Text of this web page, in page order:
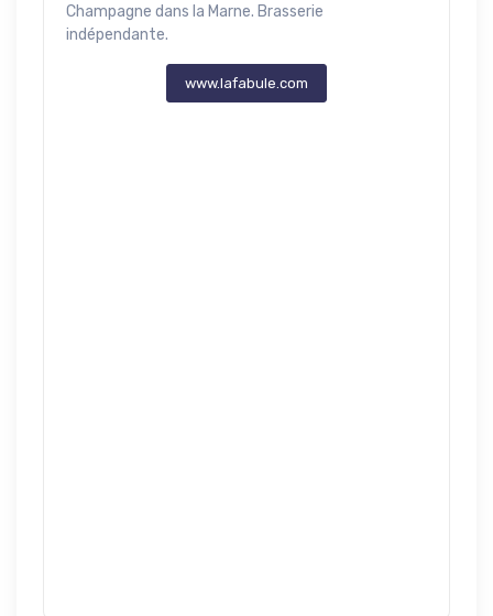
Champagne dans la Marne. Brasserie
indépendante.
www.lafabule.com